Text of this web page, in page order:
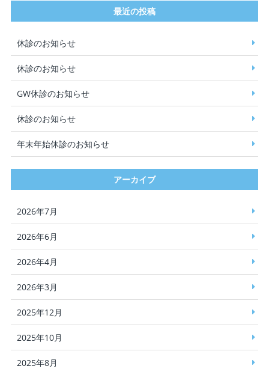
最近の投稿
休診のお知らせ
休診のお知らせ
GW休診のお知らせ
休診のお知らせ
年末年始休診のお知らせ
アーカイブ
2026年7月
2026年6月
2026年4月
2026年3月
2025年12月
2025年10月
2025年8月